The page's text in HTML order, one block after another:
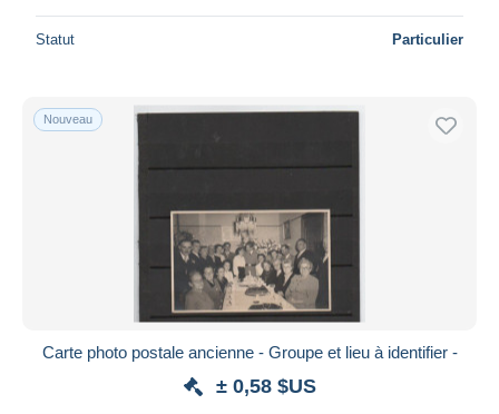
Statut Particulier
Nouveau
Carte photo postale ancienne - Groupe et lieu à identifier -
± 0,58 $US